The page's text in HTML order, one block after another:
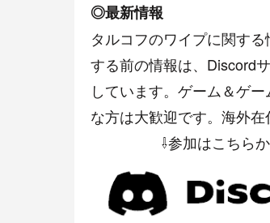
◎最新情報
タルコフのワイプに関す
する前の情報は、Discord
しています。ゲーム＆ゲー
な方は大歓迎です。海外
⇩参加はこちら